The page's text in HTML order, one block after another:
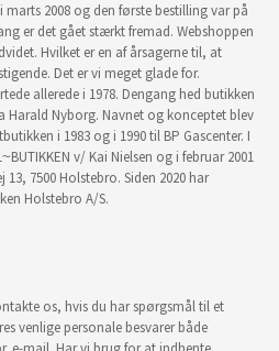
2008 og den første bestilling var på
er det gået stærkt fremad. Webshoppen
Hvilket er en af årsagerne til, at
Det er vi meget glade for.
allerede i 1978. Dengang hed butikken
Harald Nyborg. Navnet og konceptet blev
i 1983 og i 1990 til BP Gascenter. I
v/ Kai Nielsen og i februar 2001
7500 Holstebro. Siden 2020 har
Holstebro A/S.
os, hvis du har spørgsmål til et
venlige personale besvarer både